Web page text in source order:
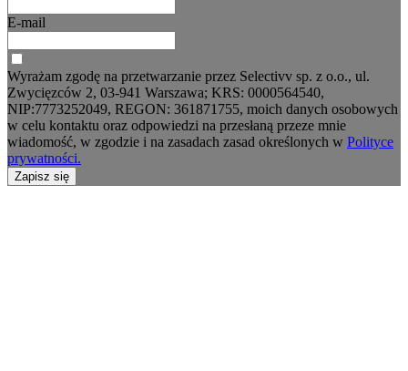
E-mail
Wyrażam zgodę na przetwarzanie przez Selectivv sp. z o.o., ul.
Zwycięzców 2, 03-941 Warszawa; KRS: 0000564540,
NIP:7773252049, REGON: 361871755, moich danych osobowych
w celu kontaktu oraz odpowiedzi na przesłaną przeze mnie
wiadomość, w zgodzie i na zasadach zasad określonych w Polityce
prywatności.
Zapisz się